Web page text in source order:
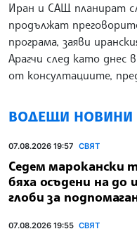
Иран и САЩ планират
продължат
програма, заяви
Арагчи след като
от консултациите,
ВОДЕЩИ НОВИНИ
07.08.2026 19:57 СВЯТ
Седем марокански
бяха осъдени на до
глоби за
07.08.2026 19:55 СВЯТ